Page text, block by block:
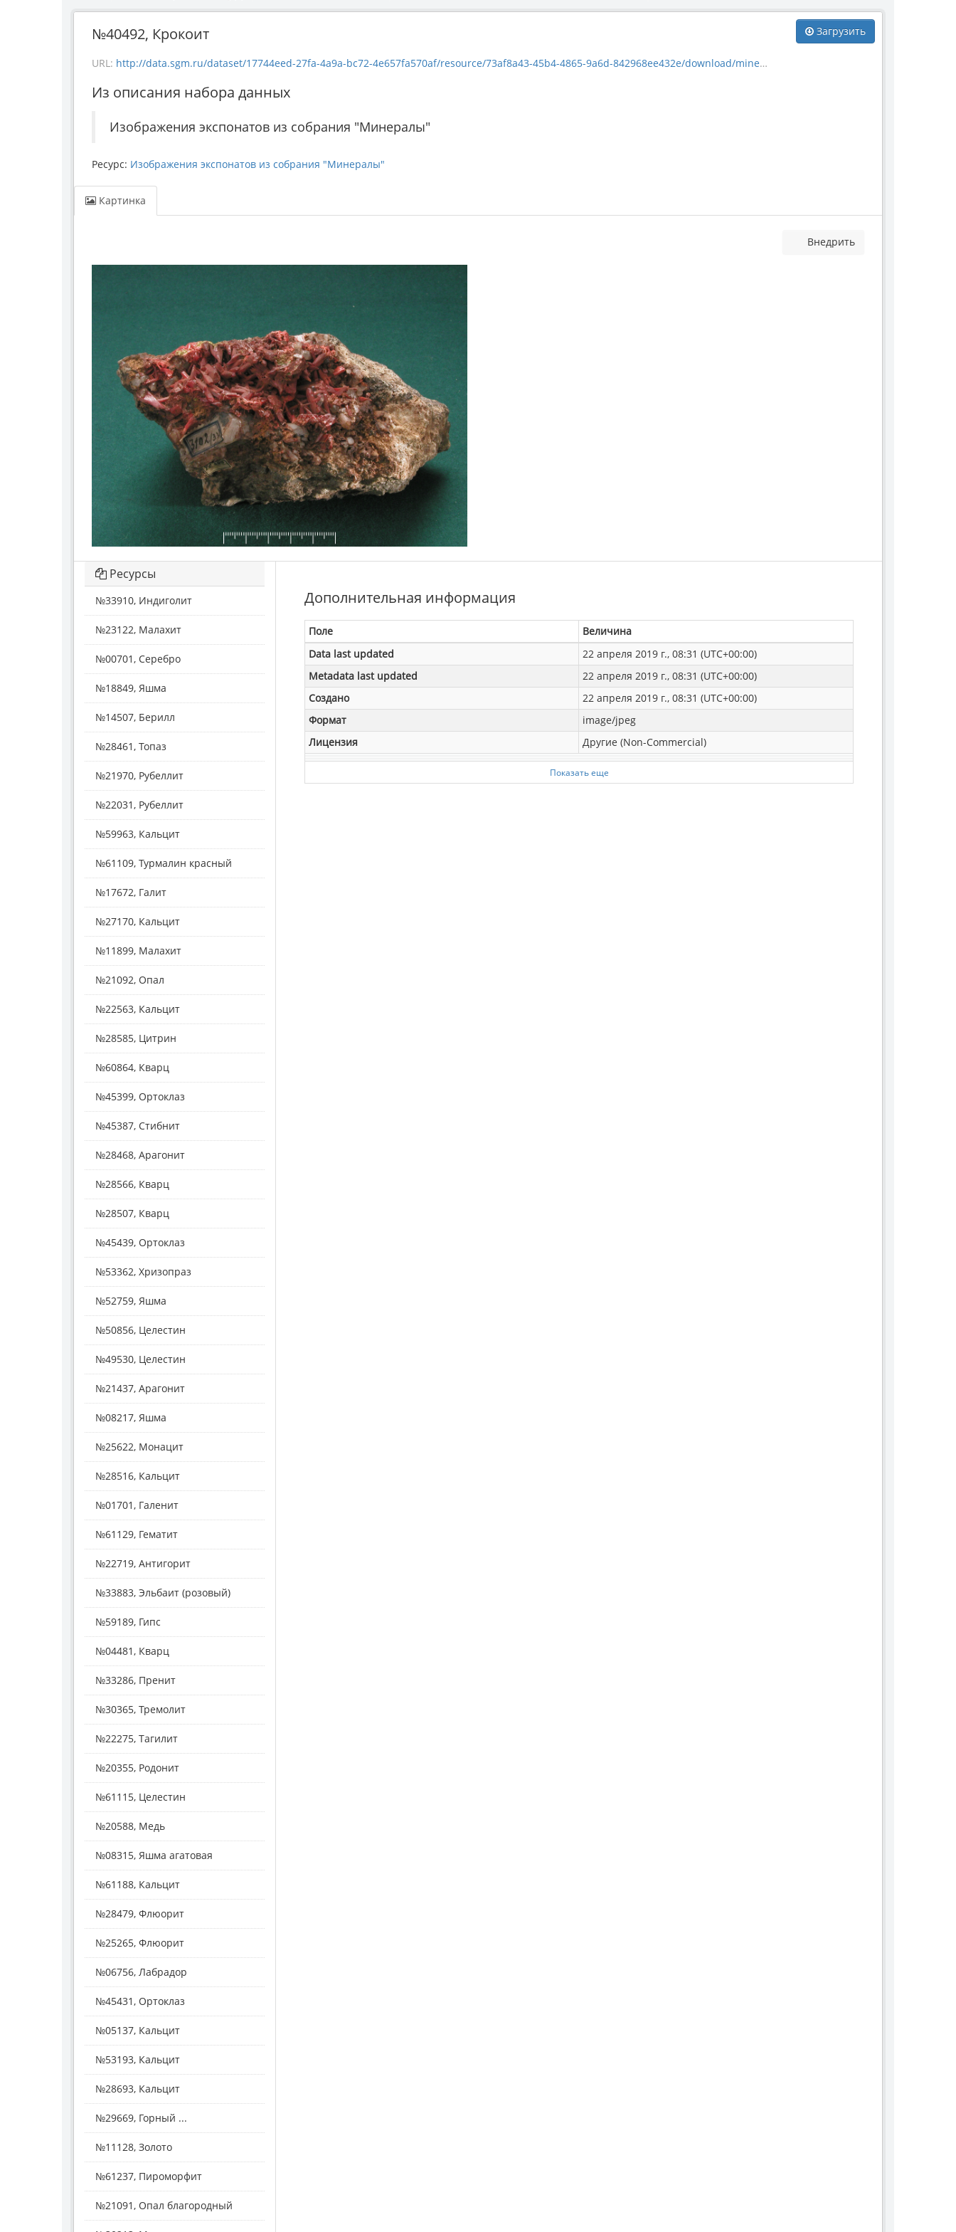
Загрузить
№40492, Крокоит
URL: http://data.sgm.ru/dataset/17744eed-27fa-4a9a-bc72-4e657fa570af/resource/73af8a43-45b4-4865-9a6d-842968ee432e/download/mineral_40492.jpg
Из описания набора данных
Изображения экспонатов из собрания "Минералы"
Ресурс: Изображения экспонатов из собрания "Минералы"
Картинка
Внедрить
Дополнительная информация
Поле
Величина
Data last updated
22 апреля 2019 г., 08:31 (UTC+00:00)
Metadata last updated
22 апреля 2019 г., 08:31 (UTC+00:00)
Создано
22 апреля 2019 г., 08:31 (UTC+00:00)
Формат
image/jpeg
Лицензия
Другие (Non-Commercial)
Показать еще
Ресурсы
№33910, Индиголит
№23122, Малахит
№00701, Серебро
№18849, Яшма
№14507, Берилл
№28461, Топаз
№21970, Рубеллит
№22031, Рубеллит
№59963, Кальцит
№61109, Турмалин красный
№17672, Галит
№27170, Кальцит
№11899, Малахит
№21092, Опал
№22563, Кальцит
№28585, Цитрин
№60864, Кварц
№45399, Ортоклаз
№45387, Стибнит
№28468, Арагонит
№28566, Кварц
№28507, Кварц
№45439, Ортоклаз
№53362, Хризопраз
№52759, Яшма
№50856, Целестин
№49530, Целестин
№21437, Арагонит
№08217, Яшма
№25622, Монацит
№28516, Кальцит
№01701, Галенит
№61129, Гематит
№22719, Антигорит
№33883, Эльбаит (розовый)
№59189, Гипс
№04481, Кварц
№33286, Пренит
№30365, Тремолит
№22275, Тагилит
№20355, Родонит
№61115, Целестин
№20588, Медь
№08315, Яшма агатовая
№61188, Кальцит
№28479, Флюорит
№25265, Флюорит
№06756, Лабрадор
№45431, Ортоклаз
№05137, Кальцит
№53193, Кальцит
№28693, Кальцит
№29669, Горный ...
№11128, Золото
№61237, Пироморфит
№21091, Опал благородный